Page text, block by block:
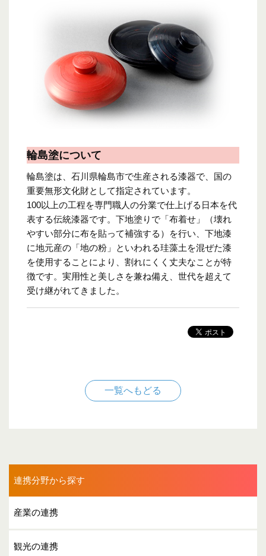
輪島塗について
輪島塗は、石川県輪島市で生産される漆器で、国の
重要無形文化財として指定されています。
100以上の工程を専門職人の分業で仕上げる日本を代
表する伝統漆器です。下地塗りで「布着せ」（壊れ
やすい部分に布を貼って補強する）を行い、下地漆
に地元産の「地の粉」といわれる珪藻土を混ぜた漆
を使用することにより、割れにくく丈夫なことが特
徴です。実用性と美しさを兼ね備え、世代を超えて
受け継がれてきました。
一覧へもどる
連携分野から探す
産業の連携
観光の連携